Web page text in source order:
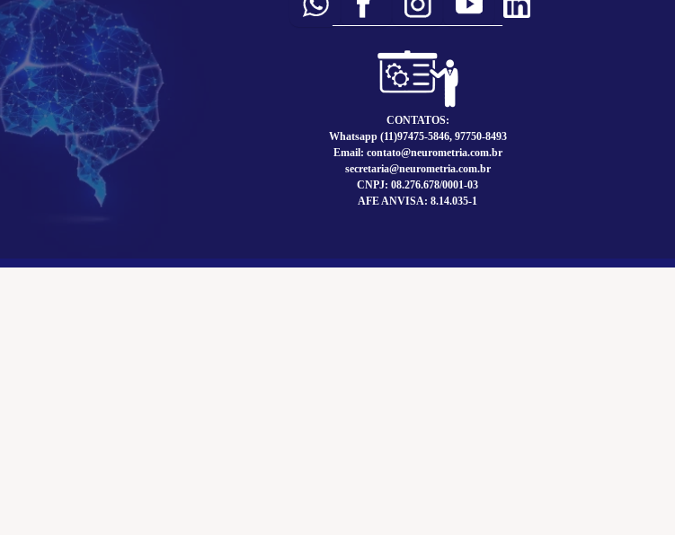
___________________________
CONTATOS:
Whatsapp (11)97475-5846, 97750-8493
Email: contato@neurometria.com.br
secretaria@neurometria.com.br
CNPJ: 08.276.678/0001-03
AFE ANVISA: 8.14.035-1